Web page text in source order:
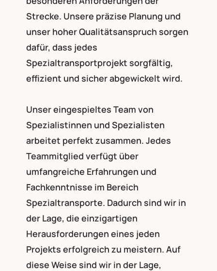
Strecke. Unsere präzise Planung und
unser hoher Qualitätsanspruch sorgen
dafür, dass jedes
Spezialtransportprojekt sorgfältig,
effizient und sicher abgewickelt wird.
Unser eingespieltes Team von
Spezialistinnen und Spezialisten
arbeitet perfekt zusammen. Jedes
Teammitglied verfügt über
umfangreiche Erfahrungen und
Fachkenntnisse im Bereich
Spezialtransporte. Dadurch sind wir in
der Lage, die einzigartigen
Herausforderungen eines jeden
Projekts erfolgreich zu meistern. Auf
diese Weise sind wir in der Lage,